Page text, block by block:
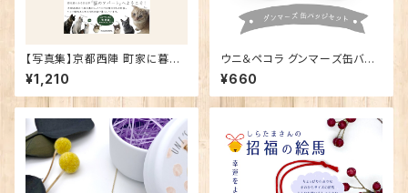
【写真集】京都西陣 町家に暮ら
す16匹の猫たち 単行本 –KAD
OKAWA-
¥1,210
ウニ＆ペコラ グンマーズ缶バッ
ジセット
¥660